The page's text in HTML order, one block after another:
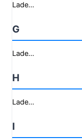
Lade...
G
Lade...
H
Lade...
I